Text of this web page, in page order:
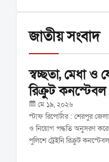
জাতীয় সংবাদ
স্বচ্ছতা, মেধা ও
রিক্রুট কনস্টেবল
মে ১৯, ২০২৬
স্টাফ রিপোর্টার : শেরপুর
ও নিয়োগ পদ্ধতি অনুসরণ করে
পুলিশে ট্রেইনি রিক্রুট